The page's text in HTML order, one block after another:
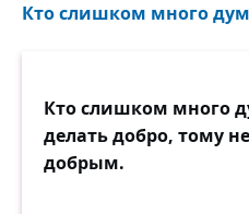
Кто слишком много
Кто слишком много
делать добро, тому
добрым.